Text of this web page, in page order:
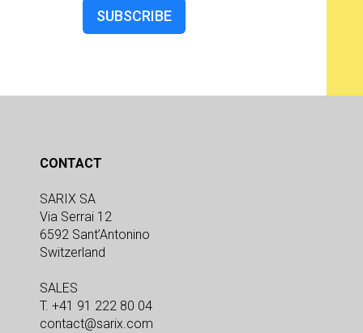
SUBSCRIBE
CONTACT
SARIX SA
Via Serrai 12
6592 Sant’Antonino
Switzerland
SALES
T. +41 91 222 80 04
contact@sarix.com